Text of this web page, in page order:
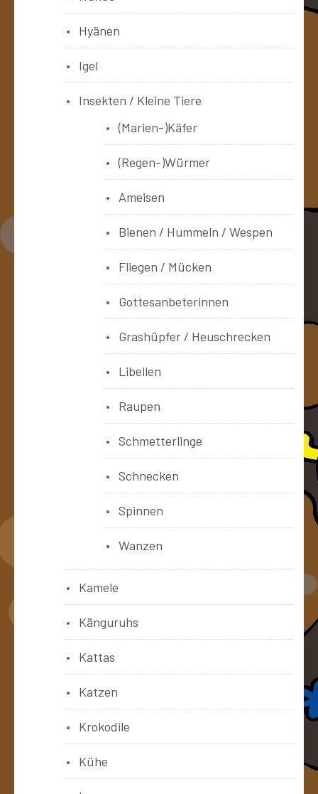
Hyänen
Igel
Insekten / Kleine Tiere
(Marien-)Käfer
(Regen-)Würmer
Ameisen
Bienen / Hummeln / Wespen
Fliegen / Mücken
Gottesanbeterinnen
Grashüpfer / Heuschrecken
Libellen
Raupen
Schmetterlinge
Schnecken
Spinnen
Wanzen
Kamele
Känguruhs
Kattas
Katzen
Krokodile
Kühe